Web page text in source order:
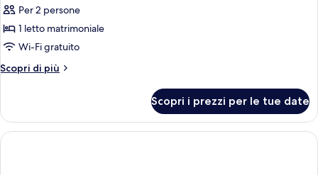
Roll-
Shower)
foto
per
Camera
Premium,
1
matrimoniale,
vista
fiume
Per 2 persone
1 letto matrimoniale
Wi-Fi gratuito
Scopri di più
Altri
Premium,
letto
Scopri i prezzi per le tue date